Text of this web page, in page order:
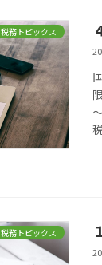
税務トピックス
税務トピックス